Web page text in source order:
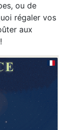
ou de
régaler vos
aux